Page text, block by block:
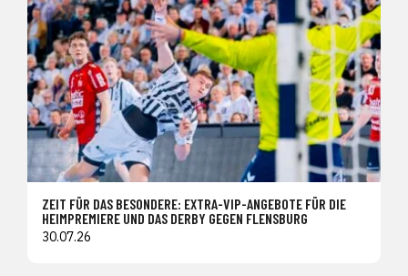
ZEIT FÜR DAS BESONDERE: EXTRA-VIP-ANGEBOTE FÜR DIE
HEIMPREMIERE UND DAS DERBY GEGEN FLENSBURG
30.07.26